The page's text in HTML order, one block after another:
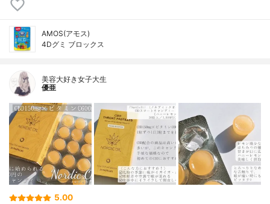
AMOS(アモス)
4Dグミ ブロックス
美容大好き女子大生
優亜
5.00